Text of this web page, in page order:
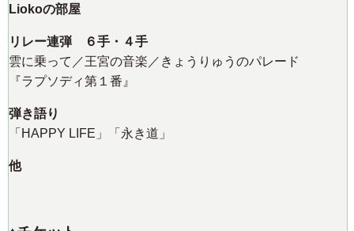
Liokoの部屋
リレー連弾 ６手・４手
雲に乗って／王宮の音楽／きょうりゅうのパレード
『ラプソディ第１番』
弾き語り
「HAPPY LIFE」「永き道」
他